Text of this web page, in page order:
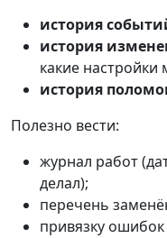
история
история
какие настройки
история
Полезно вести:
журнал работ
делал);
перечень
привязку ошибок